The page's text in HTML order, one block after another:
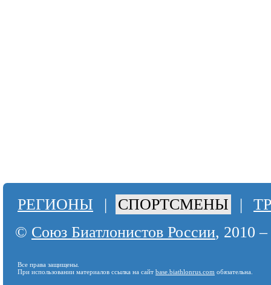
РЕГИОНЫ | СПОРТСМЕНЫ |
© Союз Биатлонистов России, 2010
Все права защищены.
При использовании материалов ссылка на сайт base.biathlonrus.com обязательна.